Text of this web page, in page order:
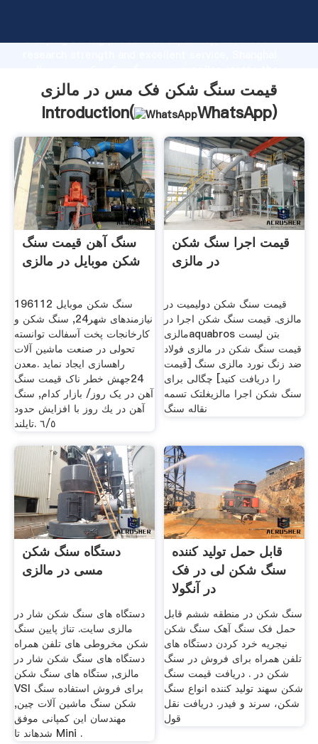
Grasping strong production capability, advanced
value and bring values to all of customers.
قیمت سنگ شکن فک مس در مالزی
Introduction(
WhatsApp)
سنگ آهن قیمت سنگ
شکن موبایل در مالزی
سنگ شکن موبایل 196112
نیازمندهای شهر24, سنگ شکن و
کارخانجات پخت آسفالت توانسته
تحولی در صنعت ماشین آلات
راهسازی ایجاد نماید .معدن
24جهش خطر ناک قیمت سنگ
آهن در یک روز/ بازار کدام, سنگ
آهن در یك روز با افزایش حدود
٦/٥ .تایلند
قیمت اجرا سنگ شکن
در مالزی
قیمت سنگ شکن دولیمیت در
مالزی. قیمت سنگ شکن اجرا در
مالزیaquabros بتن لیست
قیمت سنگ شکن در مالزی فولاد
ضد زنگ نورد مالزی سنگ [قیمت
را دریافت کنید] چگالی برای
سنگ شکن اجرا مالزی غلتک تسمه
نقاله سنگ
دستگاه سنگ شکن
مسی در مالزی
دستگاه های سنگ شکن شار در
مالزی سایت. تناژ پایین سنگ
شکن مخروطی های تلفن همراه
دستگاه های سنگ شکن شار در
مالزی, ستگاه های سنگ شکن
VSI برای فروش استفاده سنگ
شکن سنگ ماشین آلات چین,
مهندسان این کمپانی موفق
شدهاند تا Mini .
قابل حمل تولید کننده
سنگ شکن لی در فک
در آنگولا
سنگ شکن در منطقه ششم قابل
حمل فک سنگ آهک سنگ شکن
نیجریه خرد کردن دستگاه های
تلفن همراه برای فروش در سنگ
شکن در . دریافت قیمت سنگ
شکن سهند تولید کننده انواع سنگ
شکن، سرند و فیدر. دریافت نقل
قول